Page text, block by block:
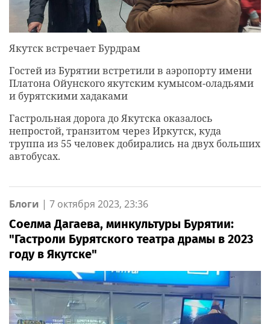
Якутск встречает Бурдрам
Гостей из Бурятии встретили в аэропорту имени
Платона Ойунского якутским кумысом-оладьями
и бурятскими хадаками
Гастрольная дорога до Якутска оказалось
непростой, транзитом через Иркутск, куда
труппа из 55 человек добирались на двух больших
автобусах.
Блоги | 7 октября 2023, 23:36
Соелма Дагаева, минкультуры Бурятии:
"Гастроли Бурятского театра драмы в 2023
году в Якутске"